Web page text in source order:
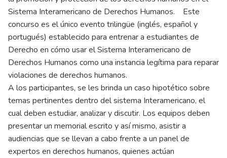
Sistema Interamericano de Derechos Humanos. Este
concurso es el único evento trilingüe (inglés, español y
portugués) establecido para entrenar a estudiantes de
Derecho en cómo usar el Sistema Interamericano de
Derechos Humanos como una instancia legítima para reparar
violaciones de derechos humanos.
A los participantes, se les brinda un caso hipotético sobre
temas pertinentes dentro del sistema Interamericano, el
cual deben estudiar, analizar y discutir. Los equipos deben
presentar un memorial escrito y así mismo, asistir a
audiencias que se llevan a cabo frente a un panel de
expertos en derechos humanos, quienes actúan